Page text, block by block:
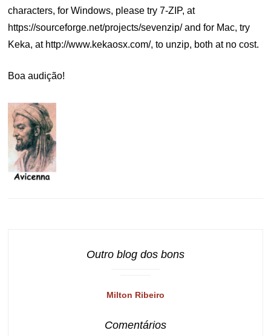
characters, for Windows, please try 7-ZIP, at
https://sourceforge.net/projects/sevenzip/ and for Mac, try
Keka, at http://www.kekaosx.com/, to unzip, both at no cost.
Boa audição!
Outro blog dos bons
Milton Ribeiro
Comentários